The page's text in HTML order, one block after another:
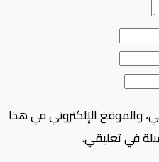
والموقع الإلكتروني في هذا
في تعليقي.